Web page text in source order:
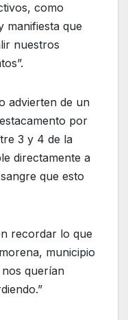
como
manifiesta que
nuestros
advierten de un
por
3 y 4 de la
directamente a
que esto
recordar lo que
municipio
nos querían